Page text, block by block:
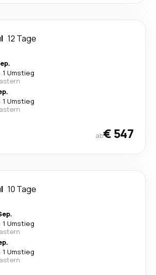
12 Tage
1 Umstieg
1 Umstieg
ab€ 547
10 Tage
1 Umstieg
1 Umstieg